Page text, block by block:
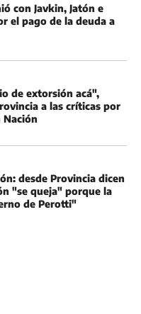
con Javkin, Jatón e
el pago de la deuda a
de extorsión acá",
a las críticas por
Nación
desde Provincia dicen
"se queja" porque la
de Perotti"